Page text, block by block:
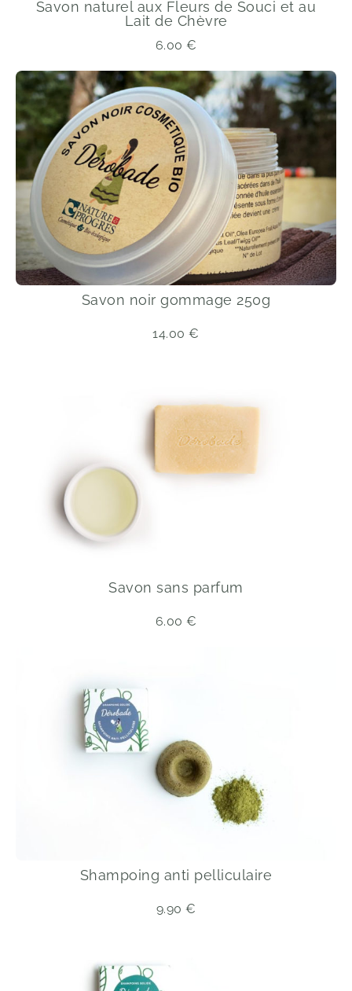
Savon naturel aux Fleurs de Souci et au
Lait de Chèvre
6.00 €
Savon noir gommage 250g
14.00€
Savon sans parfum
6.00 €
Shampoing anti pelliculaire
9.90 €